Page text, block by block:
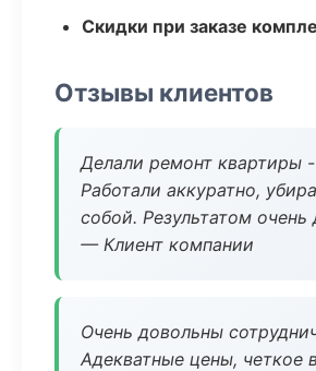
Скидки при заказе
Отзывы клиентов
Делали ремонт квартиры
Работали аккуратно,
собой. Результатом очень
— Клиент компании
Очень довольны
Адекватные цены, четкое